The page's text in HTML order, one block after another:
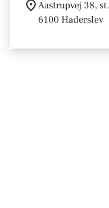
Aastrupvej 38, st.
6100 Haderslev